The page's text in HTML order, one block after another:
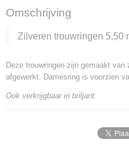
Omschrijving
Zilveren trouwringen 5,50
Deze trouwringen zijn gemaakt
afgewerkt. Damesring is voorzien
Ook verkrijgbaar in briljant.